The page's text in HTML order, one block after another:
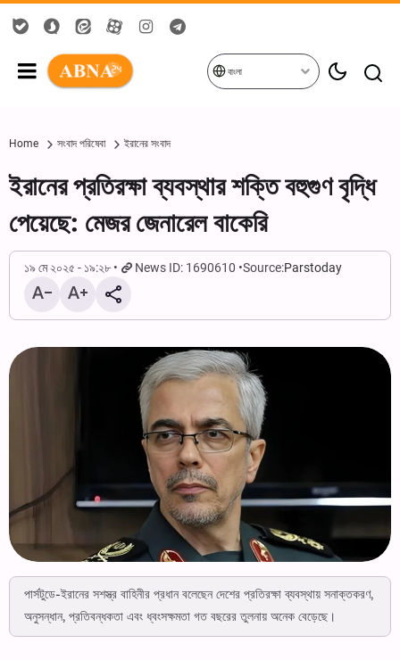
বাংলা
Home সংবাদ পরিষেবা ইরানের সংবাদ
ইরানের প্রতিরক্ষা ব্যবস্থার শক্তি বহুগুণ বৃদ্ধি
পেয়েছে: মেজর জেনারেল বাকেরি
১৯ মে ২০২৫ - ১৯:২৮ News ID: 1690610 Source:Parstoday
পার্সটুডে-ইরানের সশস্ত্র বাহিনীর প্রধান বলেছেন দেশের প্রতিরক্ষা ব্যবস্থায় সনাক্তকরণ,
অনুসন্ধান, প্রতিবন্ধকতা এবং ধ্বংসক্ষমতা গত বছরের তুলনায় অনেক বেড়েছে।